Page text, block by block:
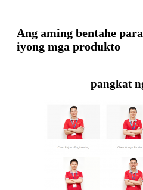
Ang aming bentahe
iyong mga produkto
pangkat